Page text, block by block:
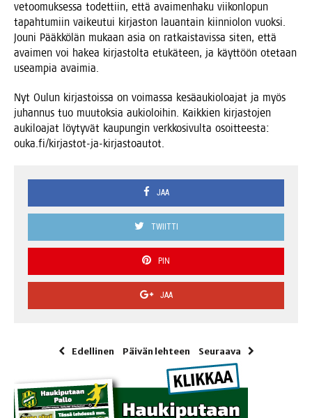
vetoo­muk­ses­sa todet­tiin, että avai­men­ha­ku vii­kon­lo­pun
tapah­tu­miin vai­keu­tui kir­jas­ton lau­an­tain kiin­nio­lon vuok­si.
Jou­ni Pääk­kö­län mukaan asia on rat­kais­ta­vis­sa siten, että
avai­men voi hakea kir­jas­tol­ta etu­kä­teen, ja käyt­töön ote­taan
useam­pia avaimia.
Nyt Oulun kir­jas­tois­sa on voi­mas­sa kesä­au­kio­loa­jat ja myös
juhan­nus tuo muu­tok­sia aukio­loi­hin. Kaik­kien kir­jas­to­jen
auki­loa­jat löy­ty­vät kau­pun­gin verk­ko­si­vul­ta osoit­tees­ta:
ouka.fi/kirjastot-ja-kirjastoautot.
JAA
TWIITTI
PIN
JAA
Edellinen Päivän lehteen Seuraava